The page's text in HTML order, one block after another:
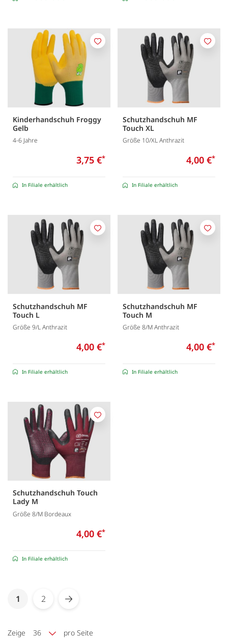
Kinderhandschuh Froggy
Gelb
4-6 Jahre
3,75 €*
In Filiale erhältlich
Merken
Schutzhandschuh MF
Touch XL
Größe 10/XL Anthrazit
4,00 €*
In Filiale erhältlich
Schutzhandschuh MF
Touch L
Größe 9/L Anthrazit
4,00 €*
In Filiale erhältlich
Merken
Schutzhandschuh MF
Touch M
Größe 8/M Anthrazit
4,00 €*
In Filiale erhältlich
Schutzhandschuh Touch
Lady M
Größe 8/M Bordeaux
4,00 €*
In Filiale erhältlich
Merken
SeiteYou're currently reading page
1 Seite
2 Seite
Weiter
Zeige 36 pro Seite